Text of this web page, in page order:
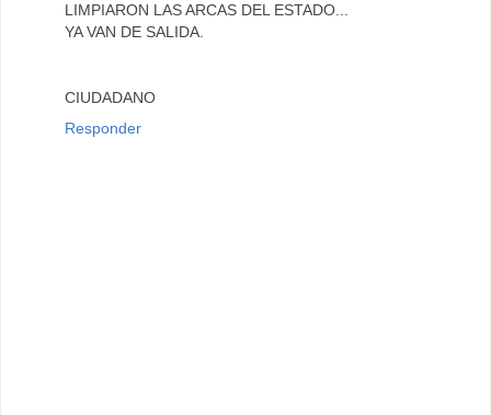
LIMPIARON LAS ARCAS DEL ESTADO...
YA VAN DE SALIDA.
CIUDADANO
Responder